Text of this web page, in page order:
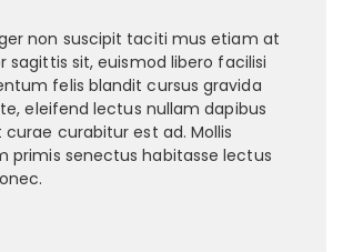
non suscipit taciti mus etiam at
sagittis sit, euismod libero facilisi
felis blandit cursus gravida
eleifend lectus nullam dapibus
curabitur est ad. Mollis
primis senectus habitasse lectus